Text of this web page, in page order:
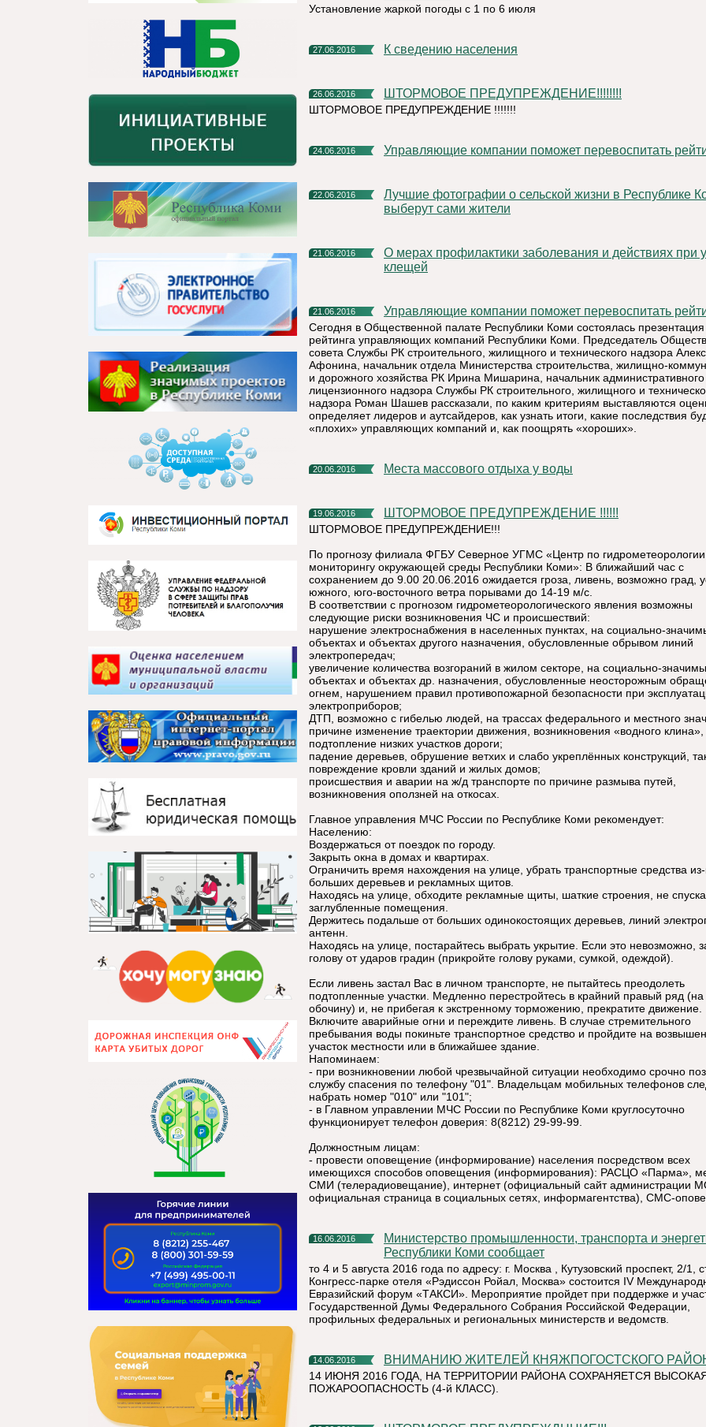
Установление жаркой погоды с 1 по 6 июля
27.06.2016 К сведению населения
26.06.2016 ШТОРМОВОЕ ПРЕДУПРЕЖДЕНИЕ!!!!!!!!
ШТОРМОВОЕ ПРЕДУПРЕЖДЕНИЕ !!!!!!!
24.06.2016 Управляющие компании поможет перевоспитать
22.06.2016
Лучшие фотографии о сельской жизни в Республике Коми
выберут сами жители
21.06.2016
О мерах профилактики заболевания и действиях при укусах
клещей
21.06.2016 Управляющие компании поможет перевоспитать
Сегодня в Общественной палате Республики Коми состоялась презентация
рейтинга управляющих компаний Республики Коми. Председатель
совета Службы РК строительного, жилищного и технического надзора
Афонина, начальник отдела Министерства строительства, жилищно-
и дорожного хозяйства РК Ирина Мишарина, начальник административного
лицензионного надзора Службы РК строительного, жилищного и
надзора Роман Шашев рассказали, по каким критериям выставляются
определяет лидеров и аутсайдеров, как узнать итоги, какие последствия
«плохих» управляющих компаний и, как поощрять «хороших».
20.06.2016 Места массового отдыха у воды
19.06.2016 ШТОРМОВОЕ ПРЕДУПРЕЖДЕНИЕ !!!!!!
ШТОРМОВОЕ ПРЕДУПРЕЖДЕНИЕ!!!
По прогнозу филиала ФГБУ Северное УГМС «Центр по
мониторингу окружающей среды Республики Коми»: В ближайший час с
сохранением до 9.00 20.06.2016 ожидается гроза, ливень, возможно град,
южного, юго-восточного ветра порывами до 14-19 м/с.
В соответствии с прогнозом гидрометеорологического явления возможны
следующие риски возникновения ЧС и происшествий:
нарушение электроснабжения в населенных пунктах, на социально-
объектах и объектах другого назначения, обусловленные обрывом линий
электропередач;
увеличение количества возгораний в жилом секторе, на социально-
объектах и объектах др. назначения, обусловленные неосторожным
огнем, нарушением правил противопожарной безопасности при
электроприборов;
ДТП, возможно с гибелью людей, на трассах федерального и местного
причине изменение траектории движения, возникновения «водного клина»,
подтопление низких участков дороги;
падение деревьев, обрушение ветхих и слабо укреплённых конструкций,
повреждение кровли зданий и жилых домов;
происшествия и аварии на ж/д транспорте по причине размыва путей,
возникновения оползней на откосах.
Главное управления МЧС России по Республике Коми рекомендует:
Населению:
Воздержаться от поездок по городу.
Закрыть окна в домах и квартирах.
Ограничить время нахождения на улице, убрать транспортные средства
больших деревьев и рекламных щитов.
Находясь на улице, обходите рекламные щиты, шаткие строения, не
заглубленные помещения.
Держитесь подальше от больших одинокостоящих деревьев, линий
антенн.
Находясь на улице, постарайтесь выбрать укрытие. Если это невозможно,
голову от ударов градин (прикройте голову руками, сумкой, одеждой).
Если ливень застал Вас в личном транспорте, не пытайтесь преодолеть
подтопленные участки. Медленно перестройтесь в крайний правый ряд (на
обочину) и, не прибегая к экстренному торможению, прекратите движение.
Включите аварийные огни и переждите ливень. В случае стремительного
пребывания воды покиньте транспортное средство и пройдите на
участок местности или в ближайшее здание.
Напоминаем:
- при возникновении любой чрезвычайной ситуации необходимо срочно
службу спасения по телефону "01". Владельцам мобильных телефонов
набрать номер "010" или "101";
- в Главном управлении МЧС России по Республике Коми круглосуточно
функционирует телефон доверия: 8(8212) 29-99-99.
Должностным лицам:
- провести оповещение (информирование) населения посредством всех
имеющихся способов оповещения (информирования): РАСЦО «Парма»,
СМИ (телерадиовещание), интернет (официальный сайт администрации
официальная страница в социальных сетях, информагентства), СМС-
16.06.2016
Министерство промышленности, транспорта и энергетики
Республики Коми сообщает
то 4 и 5 августа 2016 года по адресу: г. Москва , Кутузовский проспект, 2/1,
Конгресс-парке отеля «Рэдиссон Ройал, Москва» состоится IV
Евразийский форум «ТАКСИ». Мероприятие пройдет при поддержке и
Государственной Думы Федерального Собрания Российской Федерации,
профильных федеральных и региональных министерств и ведомств.
14.06.2016 ВНИМАНИЮ ЖИТЕЛЕЙ КНЯЖПОГОСТСКОГО
14 ИЮНЯ 2016 ГОДА, НА ТЕРРИТОРИИ РАЙОНА СОХРАНЯЕТСЯ
ПОЖАРООПАСНОСТЬ (4-й КЛАСС).